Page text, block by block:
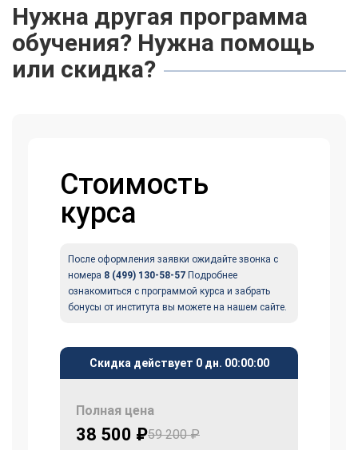
Нужна другая программа
обучения? Нужна помощь
или скидка?
Стоимость
курса
После оформления заявки ожидайте звонка с
номера 8 (499) 130-58-57 Подробнее
ознакомиться с программой курса и забрать
бонусы от института вы можете на нашем сайте.
Скидка действует 0 дн. 00:00:00
Полная цена
38 500 ₽59 200 ₽